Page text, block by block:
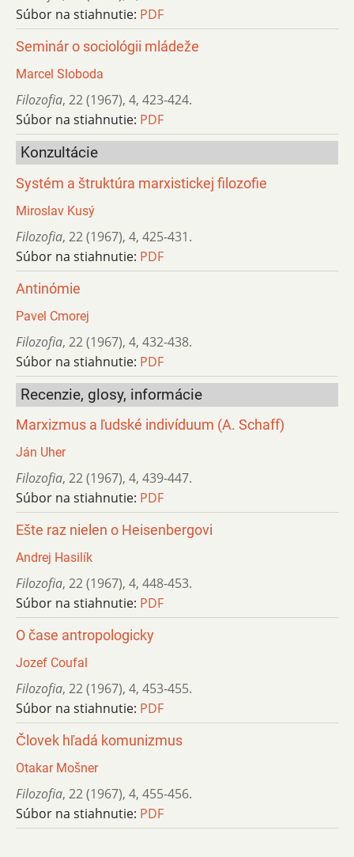
Súbor na stiahnutie: PDF
Seminár o sociológii mládeže
Marcel Sloboda
Filozofia, 22 (1967), 4, 423-424.
Súbor na stiahnutie: PDF
Konzultácie
Systém a štruktúra marxistickej filozofie
Miroslav Kusý
Filozofia, 22 (1967), 4, 425-431.
Súbor na stiahnutie: PDF
Antinómie
Pavel Cmorej
Filozofia, 22 (1967), 4, 432-438.
Súbor na stiahnutie: PDF
Recenzie, glosy, informácie
Marxizmus a ľudské indivíduum (A. Schaff)
Ján Uher
Filozofia, 22 (1967), 4, 439-447.
Súbor na stiahnutie: PDF
Ešte raz nielen o Heisenbergovi
Andrej Hasilík
Filozofia, 22 (1967), 4, 448-453.
Súbor na stiahnutie: PDF
O čase antropologicky
Jozef Coufal
Filozofia, 22 (1967), 4, 453-455.
Súbor na stiahnutie: PDF
Človek hľadá komunizmus
Otakar Mošner
Filozofia, 22 (1967), 4, 455-456.
Súbor na stiahnutie: PDF